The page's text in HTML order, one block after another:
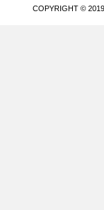
COPYRIGHT ©